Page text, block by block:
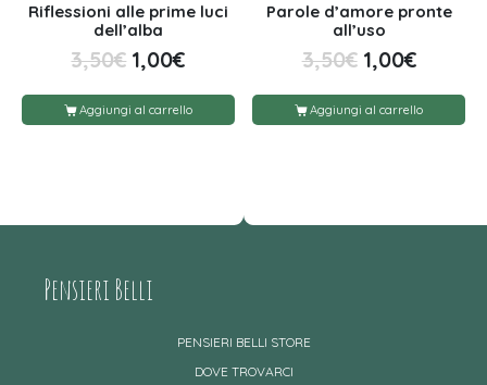
Riflessioni alle prime luci
dell’alba
3,50€ 1,00€
Aggiungi al carrello
Parole d’amore pronte
all’uso
3,50€ 1,00€
Aggiungi al carrello
Pensieri Belli
PENSIERI BELLI STORE
DOVE TROVARCI